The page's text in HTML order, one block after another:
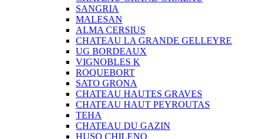
SANGRIA
MALESAN
ALMA CERSIUS
CHATEAU LA GRANDE GELLEYRE
UG BORDEAUX
VIGNOBLES K
ROQUEBORT
SATO GRONA
CHATEAU HAUTES GRAVES
CHATEAU HAUT PEYROUTAS
TEHA
CHATEAU DU GAZIN
HUSO CHILENO